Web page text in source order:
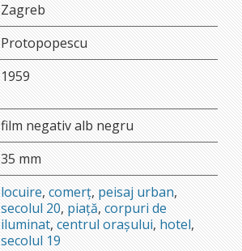
Zagreb
Protopopescu
1959
film negativ alb negru
35 mm
locuire,comerț,peisaj urban,
secolul 20,piață,corpuri de
iluminat,centrul orașului,hotel,
secolul 19